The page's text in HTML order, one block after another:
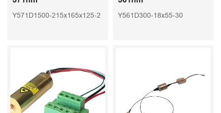
Y571D1500-215x165x125-2 Y561D300-18x55-30